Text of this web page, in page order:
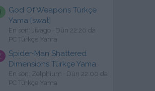
J
God Of Weapons Türkçe
Yama [swat]
En son: Jivago
Dün 22:20 da
PC Türkçe Yama
Spider-Man Shattered
Dimensions Türkçe Yama
En son: Zelphium
Dün 22:00 da
PC Türkçe Yama